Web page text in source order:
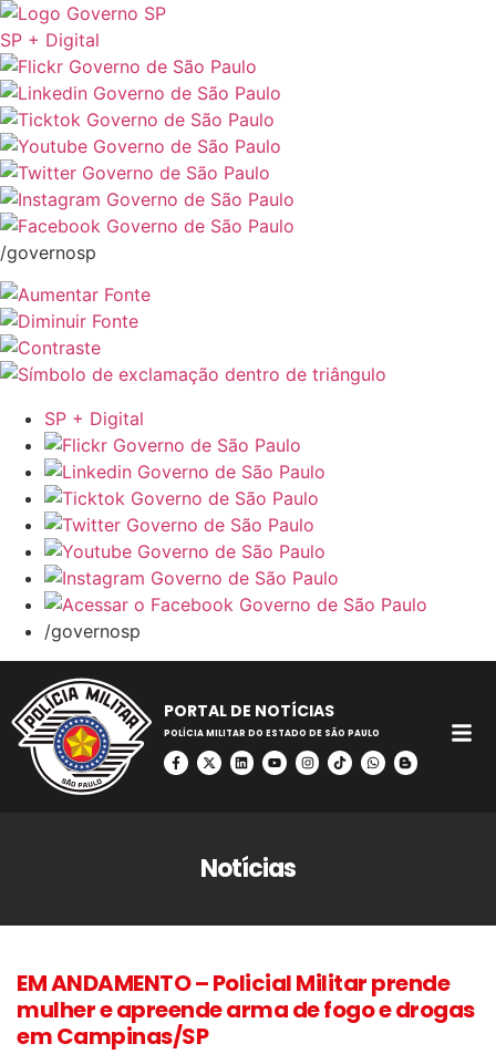
SP + Digital
/governosp
SP + Digital
/governosp
PORTAL DE NOTÍCIAS
POLÍCIA MILITAR DO ESTADO DE SÃO PAULO
Notícias
EM ANDAMENTO – Policial Militar prende
mulher e apreende arma de fogo e drogas
em Campinas/SP